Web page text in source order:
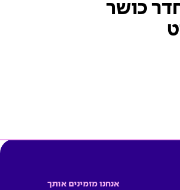
כושר
אנחנו מזמינים אותך